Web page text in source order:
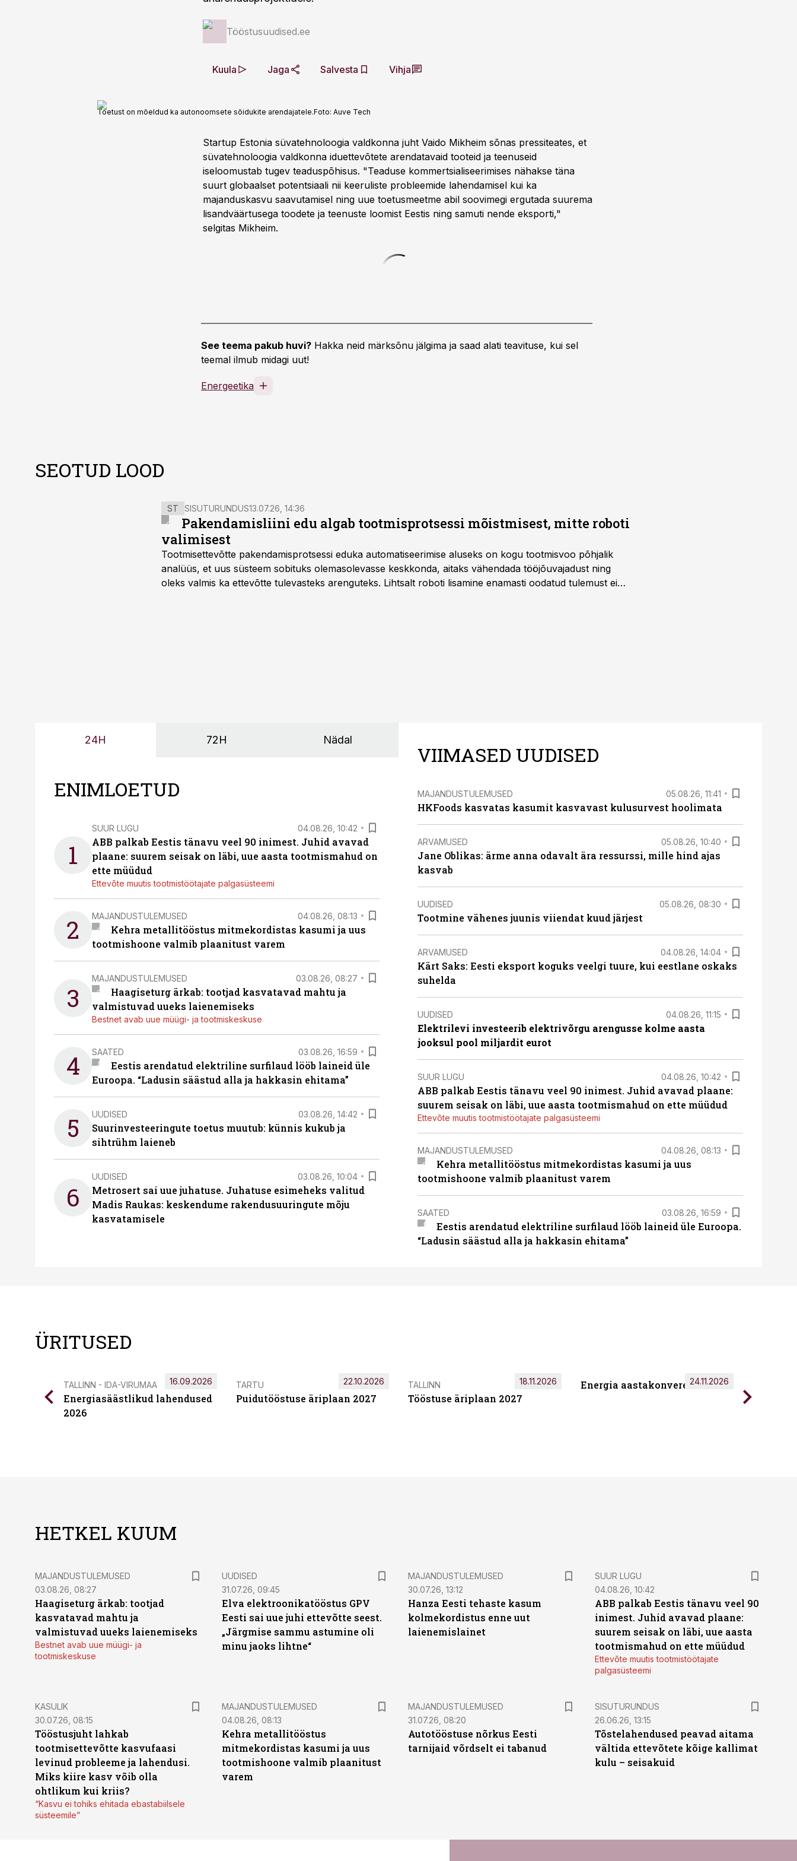
Tööstusuudised.ee
Kuula Jaga Salvesta Vihja
Toetust on mõeldud ka autonoomsete sõidukite arendajatele.Foto: Auve Tech
Startup Estonia süvatehnoloogia valdkonna juht Vaido Mikheim sõnas pressiteates, et
süvatehnoloogia valdkonna iduettevõtete arendatavaid tooteid ja teenuseid
iseloomustab tugev teaduspõhisus. "Teaduse kommertsialiseerimises nähakse täna
suurt globaalset potentsiaali nii keeruliste probleemide lahendamisel kui ka
majanduskasvu saavutamisel ning uue toetusmeetme abil soovimegi ergutada suurema
lisandväärtusega toodete ja teenuste loomist Eestis ning samuti nende eksporti,"
selgitas Mikheim.
See teema pakub huvi? Hakka neid märksõnu jälgima ja saad alati teavituse, kui sel
teemal ilmub midagi uut!
Energeetika
SEOTUD LOOD
ST SISUTURUNDUS13.07.26, 14:36
Pakendamisliini edu algab tootmisprotsessi mõistmisest, mitte roboti
valimisest
Tootmisettevõtte pakendamisprotsessi eduka automatiseerimise aluseks on kogu tootmisvoo põhjalik
analüüs, et uus süsteem sobituks olemasolevasse keskkonda, aitaks vähendada tööjõuvajadust ning
oleks valmis ka ettevõtte tulevasteks arenguteks. Lihtsalt roboti lisamine enamasti oodatud tulemust ei
24H 72H Nädal
ENIMLOETUD
1
SUUR LUGU 04.08.26, 10:42
ABB palkab Eestis tänavu veel 90 inimest. Juhid avavad
plaane: suurem seisak on läbi, uue aasta tootmismahud on
ette müüdud
Ettevõte muutis tootmistöötajate palgasüsteemi
2 MAJANDUSTULEMUSED 04.08.26, 08:13
Kehra metallitööstus mitmekordistas kasumi ja uus
tootmishoone valmib plaanitust varem
3
MAJANDUSTULEMUSED 03.08.26, 08:27
Haagiseturg ärkab: tootjad kasvatavad mahtu ja
valmistuvad uueks laienemiseks
Bestnet avab uue müügi- ja tootmiskeskuse
4 SAATED 03.08.26, 16:59
Eestis arendatud elektriline surfilaud lööb laineid üle
Euroopa. “Ladusin säästud alla ja hakkasin ehitama”
5 UUDISED 03.08.26, 14:42
Suurinvesteeringute toetus muutub: künnis kukub ja
sihtrühm laieneb
6
UUDISED 03.08.26, 10:04
Metrosert sai uue juhatuse. Juhatuse esimeheks valitud
Madis Raukas: keskendume rakendusuuringute mõju
kasvatamisele
VIIMASED UUDISED
MAJANDUSTULEMUSED 05.08.26, 11:41
HKFoods kasvatas kasumit kasvavast kulusurvest hoolimata
ARVAMUSED 05.08.26, 10:40
Jane Oblikas: ärme anna odavalt ära ressurssi, mille hind ajas
kasvab
UUDISED 05.08.26, 08:30
Tootmine vähenes juunis viiendat kuud järjest
ARVAMUSED 04.08.26, 14:04
Kärt Saks: Eesti eksport koguks veelgi tuure, kui eestlane oskaks
suhelda
UUDISED 04.08.26, 11:15
Elektrilevi investeerib elektrivõrgu arengusse kolme aasta
jooksul pool miljardit eurot
SUUR LUGU 04.08.26, 10:42
ABB palkab Eestis tänavu veel 90 inimest. Juhid avavad plaane:
suurem seisak on läbi, uue aasta tootmismahud on ette müüdud
Ettevõte muutis tootmistöötajate palgasüsteemi
MAJANDUSTULEMUSED 04.08.26, 08:13
Kehra metallitööstus mitmekordistas kasumi ja uus
tootmishoone valmib plaanitust varem
SAATED 03.08.26, 16:59
Eestis arendatud elektriline surfilaud lööb laineid üle Euroopa.
“Ladusin säästud alla ja hakkasin ehitama”
ÜRITUSED
TALLINN - IDA-VIRUMAA
Energiasäästlikud lahendused
2026
16.09.2026 TARTU
Puidutööstuse äriplaan 2027
22.10.2026 TALLINN
Tööstuse äriplaan 2027
18.11.2026 Energia aastakonverents 2026
24.11.2026
HETKEL KUUM
MAJANDUSTULEMUSED
03.08.26, 08:27
Haagiseturg ärkab: tootjad
kasvatavad mahtu ja
valmistuvad uueks laienemiseks
Bestnet avab uue müügi- ja
tootmiskeskuse
UUDISED
31.07.26, 09:45
Elva elektroonikatööstus GPV
Eesti sai uue juhi ettevõtte seest.
„Järgmise sammu astumine oli
minu jaoks lihtne“
MAJANDUSTULEMUSED
30.07.26, 13:12
Hanza Eesti tehaste kasum
kolmekordistus enne uut
laienemislainet
SUUR LUGU
04.08.26, 10:42
ABB palkab Eestis tänavu veel 90
inimest. Juhid avavad plaane:
suurem seisak on läbi, uue aasta
tootmismahud on ette müüdud
Ettevõte muutis tootmistöötajate
palgasüsteemi
KASULIK
30.07.26, 08:15
Tööstusjuht lahkab
tootmisettevõtte kasvufaasi
levinud probleeme ja lahendusi.
Miks kiire kasv võib olla
ohtlikum kui kriis?
“Kasvu ei tohiks ehitada ebastabiilsele
süsteemile”
MAJANDUSTULEMUSED
04.08.26, 08:13
Kehra metallitööstus
mitmekordistas kasumi ja uus
tootmishoone valmib plaanitust
varem
MAJANDUSTULEMUSED
31.07.26, 08:20
Autotööstuse nõrkus Eesti
tarnijaid võrdselt ei tabanud
ST
SISUTURUNDUS
26.06.26, 13:15
Tõstelahendused peavad aitama
vältida ettevõtete kõige kallimat
kulu – seisakuid